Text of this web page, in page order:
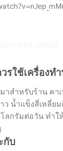
ใช้เครื่องท
าสำหรับร้าน คา
น้ำแข็งสี่เหลี่ย
โลกรัมต่อวัน ทำ
กับ